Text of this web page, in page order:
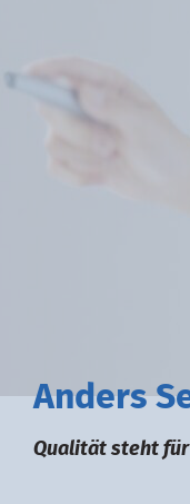
Anders S
Qualität steht